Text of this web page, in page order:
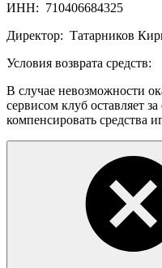
ИНН: 710406684325
Директор: Татарников
Условия возврата средств:
В случае невозможности
сервисом клуб оставляет
компенсировать средства